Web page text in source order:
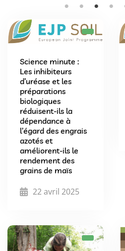
Science minute :
Les inhibiteurs
d’uréase et les
préparations
biologiques
réduisent-ils la
dépendance à
l’égard des engrais
azotés et
améliorent-ils le
rendement des
grains de maïs
22 avril 2025